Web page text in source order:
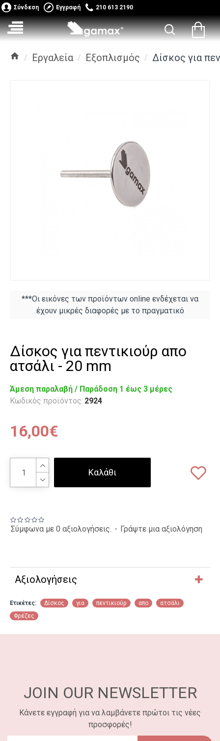
Σύνδεση Εγγραφή 210 613 2190
Εργαλεία Εξοπλισμός Δίσκος για
***Οι εικόνες των προϊόντων online ενδέχεται να
έχουν μικρές διαφορές με το πραγματικό
Δίσκος για πεντικιούρ απο
ατσάλι - 20 mm
Άμεση παραλαβή / Παράδoση 1 έως 3 μέρες
Κωδικός προϊόντος: 2924
Σύμφωνα με 0 αξιολογήσεις. - Γράψτε μια αξιολόγηση
16,00€
Καλάθι
Αξιολογήσεις
Ετικέτες: Δίσκος για πεντικιούρ απο
ατσάλι
Φρέζες
JOIN OUR NEWSLETTER
Κάνετε εγγραφή για να λαμβάνετε πρώτοι τις νέες
προσφορές!